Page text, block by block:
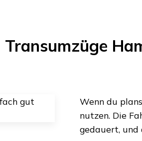
Transumzüge
Wenn du
nutzen. Die
gedauert,